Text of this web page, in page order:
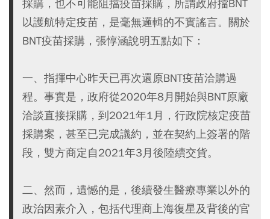
採購，也不可能阻擋疫苗採購，所謂政府擋BNT
以護航特定疫苗，是毫無邏輯的不實謠言。關於
BNT疫苗採購，張惇涵說明五點如下：
一、指揮中心昨天已再次還原BNT疫苗洽購過
程。事實是，政府從2020年8月開始與BNT原廠
洽談直接採購，到2021年1月，行政院核定疫苗
採購案，甚至已完成議約，並在契約上簽署的階
段，雙方商定自2021年3月後陸續交貨。
二、然而，遺憾的是，後續發生醫療專業以外的
政治因素介入，包括代理商上海復星及背後的官